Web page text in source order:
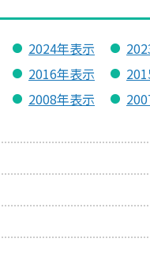
2024年表示
2016年表示
2008年表示